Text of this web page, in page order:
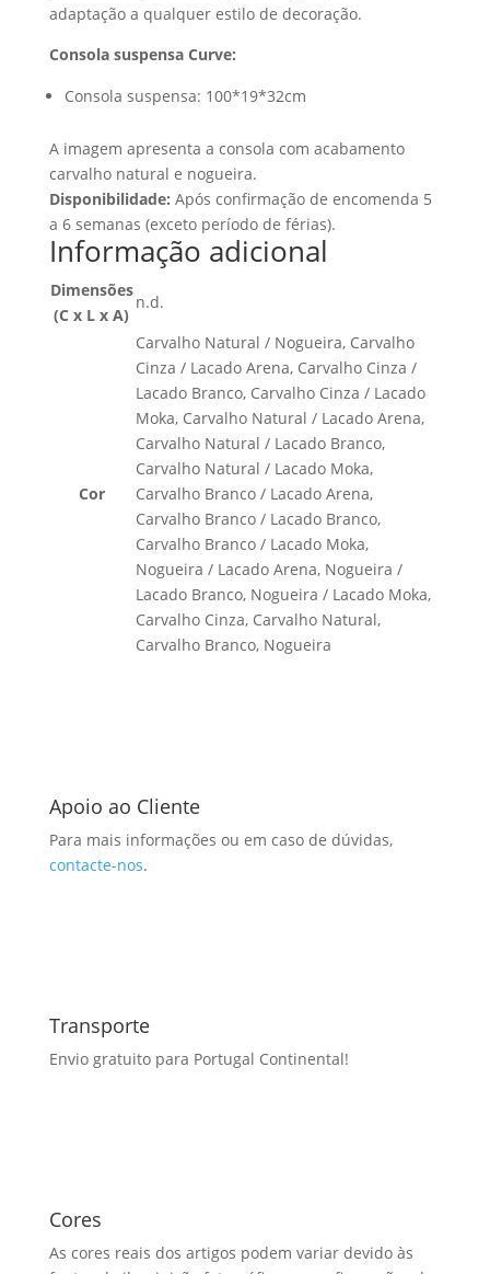
adaptação a qualquer estilo de decoração.
Consola suspensa Curve:
Consola suspensa: 100*19*32cm
A imagem apresenta a consola com acabamento
carvalho natural e nogueira.
Disponibilidade: Após confirmação de encomenda 5
a 6 semanas (exceto período de férias).
Informação adicional
Dimensões
(C x L x A)
n.d.
Cor
Carvalho Natural / Nogueira, Carvalho
Cinza / Lacado Arena, Carvalho Cinza /
Lacado Branco, Carvalho Cinza / Lacado
Moka, Carvalho Natural / Lacado Arena,
Carvalho Natural / Lacado Branco,
Carvalho Natural / Lacado Moka,
Carvalho Branco / Lacado Arena,
Carvalho Branco / Lacado Branco,
Carvalho Branco / Lacado Moka,
Nogueira / Lacado Arena, Nogueira /
Lacado Branco, Nogueira / Lacado Moka,
Carvalho Cinza, Carvalho Natural,
Carvalho Branco, Nogueira
Apoio ao Cliente
Para mais informações ou em caso de dúvidas,
contacte-nos.
Transporte
Envio gratuito para Portugal Continental!
Cores
As cores reais dos artigos podem variar devido às